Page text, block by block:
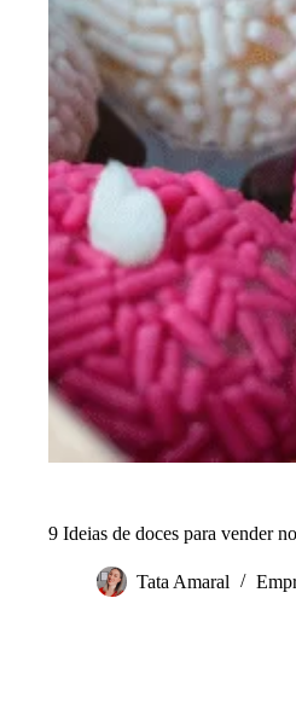
9 Ideias de doces para vender
Tata Amaral